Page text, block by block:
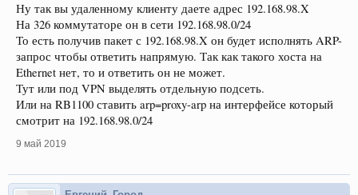
Ну так вы удаленному клиенту даете адрес 192.168.98.X
На 326 коммутаторе он в сети 192.168.98.0/24
То есть получив пакет с 192.168.98.X он будет исполнять ARP-
запрос чтобы ответить напрямую. Так как такого хоста на
Ethernet нет, то и ответить он не может.
Тут или под VPN выделять отдельную подсеть.
Или на RB1100 ставить arp=proxy-arp на интерфейсе который
смотрит на 192.168.98.0/24
9 май 2019